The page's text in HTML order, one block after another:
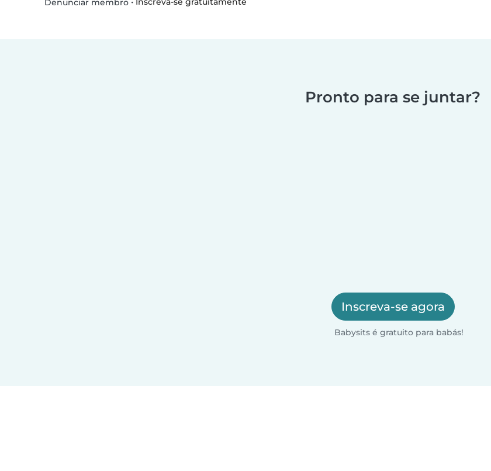
Denunciar membro
Pronto para se juntar?
Inscreva-se agora
Babysits é gratuito para babás!